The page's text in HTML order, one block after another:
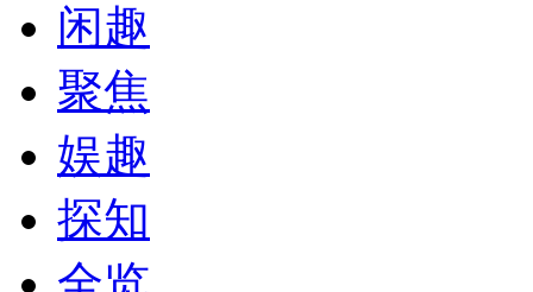
闲趣
聚焦
娱趣
探知